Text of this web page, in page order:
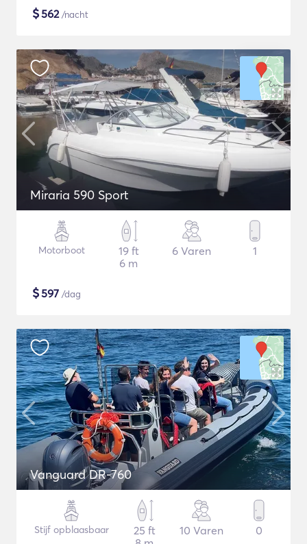
$562/nacht
Miraria 590 Sport
Motorboot
19 ft
6 m
6 Varen 1
$597 /dag
Vanguard DR-760
Stijf opblaasbaar
25 ft
10 Varen 0